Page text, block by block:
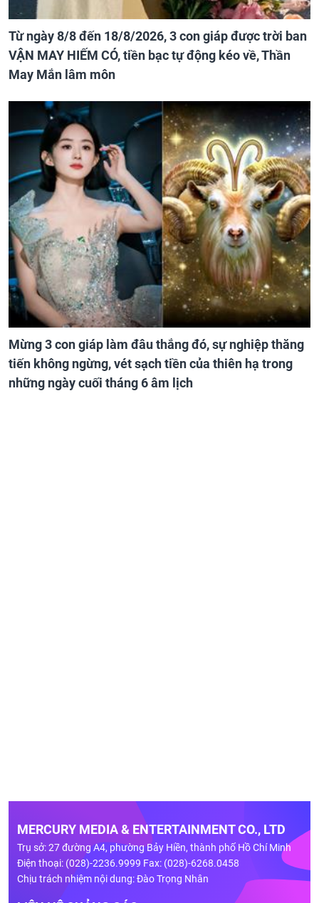
Từ ngày 8/8 đến 18/8/2026, 3 con giáp được trời ban
VẬN MAY HIẾM CÓ, tiền bạc tự động kéo về, Thần
May Mắn lâm môn
Mừng 3 con giáp làm đâu thắng đó, sự nghiệp thăng
tiến không ngừng, vét sạch tiền của thiên hạ trong
những ngày cuối tháng 6 âm lịch
MERCURY MEDIA & ENTERTAINMENT CO., LTD
Trụ sở: 27 đường A4, phường Bảy Hiền, thành phố Hồ Chí Minh
Điện thoại: (028)-2236.9999 Fax: (028)-6268.0458
Chịu trách nhiệm nội dung: Đào Trọng Nhân